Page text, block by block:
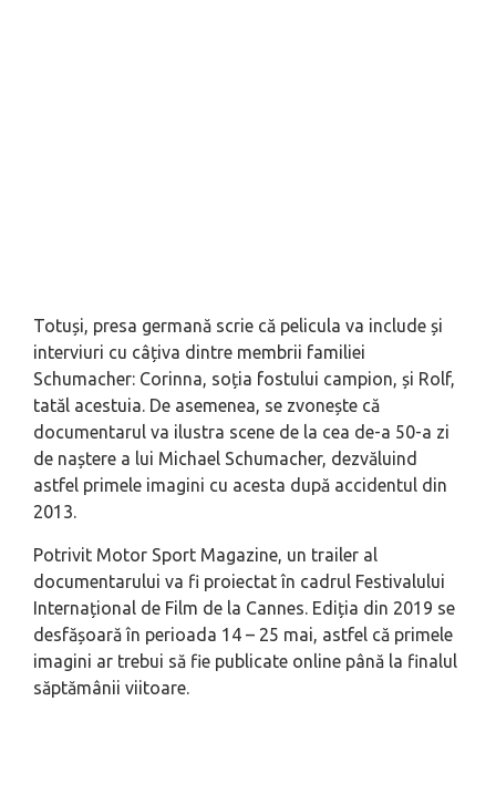
Totuși, presa germană scrie că pelicula va include și
interviuri cu câțiva dintre membrii familiei
Schumacher: Corinna, soția fostului campion, și Rolf,
tatăl acestuia. De asemenea, se zvonește că
documentarul va ilustra scene de la cea de-a 50-a zi
de naștere a lui Michael Schumacher, dezvăluind
astfel primele imagini cu acesta după accidentul din
2013.
Potrivit Motor Sport Magazine, un trailer al
documentarului va fi proiectat în cadrul Festivalului
Internațional de Film de la Cannes. Ediția din 2019 se
desfășoară în perioada 14 – 25 mai, astfel că primele
imagini ar trebui să fie publicate online până la finalul
săptămânii viitoare.